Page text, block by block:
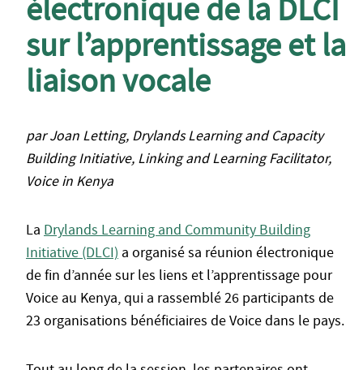
électronique de la DLCI
sur l’apprentissage et la
liaison vocale
par Joan Letting, Drylands Learning and Capacity
Building Initiative, Linking and Learning Facilitator,
Voice in Kenya
La Drylands Learning and Community Building
Initiative (DLCI) a organisé sa réunion électronique
de fin d’année sur les liens et l’apprentissage pour
Voice au Kenya, qui a rassemblé 26 participants de
23 organisations bénéficiaires de Voice dans le pays.